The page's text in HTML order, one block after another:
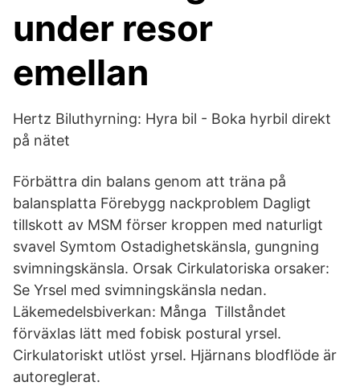
under resor
emellan
Hertz Biluthyrning: Hyra bil - Boka hyrbil direkt
på nätet
Förbättra din balans genom att träna på
balansplatta Förebygg nackproblem Dagligt
tillskott av MSM förser kroppen med naturligt
svavel Symtom Ostadighetskänsla, gungning
svimningskänsla. Orsak Cirkulatoriska orsaker:
Se Yrsel med svimningskänsla nedan.
Läkemedelsbiverkan: Många Tillståndet
förväxlas lätt med fobisk postural yrsel.
Cirkulatoriskt utlöst yrsel. Hjärnans blodflöde är
autoreglerat.